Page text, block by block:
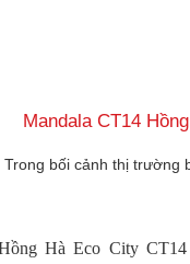
Mandala CT14
Trong bối cảnh thị trường